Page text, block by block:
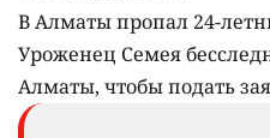
В Алматы пропал 24-
Уроженец Семея
Алматы, чтобы подать